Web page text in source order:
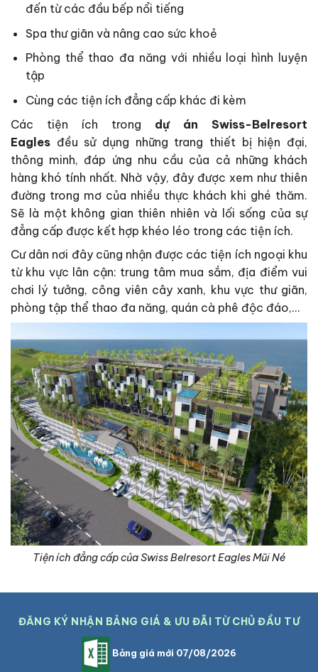
đến từ các đầu bếp nổi tiếng
Spa thư giãn và nâng cao sức khoẻ
Phòng thể thao đa năng với nhiều loại hình luyện
tập
Cùng các tiện ích đẳng cấp khác đi kèm
Các tiện ích trong dự án Swiss-Belresort
Eagles đều sử dụng những trang thiết bị hiện đại,
thông minh, đáp ứng nhu cầu của cả những khách
hàng khó tính nhất. Nhờ vậy, đây được xem như thiên
đường trong mơ của nhiều thực khách khi ghé thăm.
Sẽ là một không gian thiên nhiên và lối sống của sự
đẳng cấp được kết hợp khéo léo trong các tiện ích.
Cư dân nơi đây cũng nhận được các tiện ích ngoại khu
từ khu vực lân cận: trung tâm mua sắm, địa điểm vui
chơi lý tưởng, công viên cây xanh, khu vực thư giãn,
phòng tập thể thao đa năng, quán cà phê độc đáo,…
Tiện ích đẳng cấp của Swiss Belresort Eagles Mũi Né
ĐĂNG KÝ NHẬN BẢNG GIÁ & ƯU ĐÃI TỪ CHỦ ĐẦU TƯ
Bảng giá mới 07/08/2026